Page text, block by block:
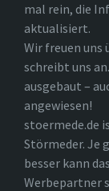
mal rein, die
aktualisiert.
Wir freuen
schreibt uns
ausgebaut –
angewiesen!
stoermede.de
Störmeder. Je
besser kann
Werbepartner